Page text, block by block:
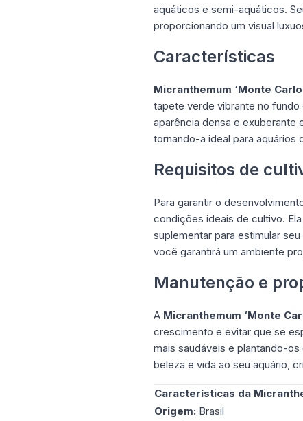
aquáticos e semi-aquáticos.
proporcionando um visual
Características
Micranthemum ‘Monte
tapete verde vibrante no fundo
aparência densa e exuberante
tornando-a ideal para aquários
Requisitos de
Para garantir o
condições ideais de cultivo.
suplementar para estimular
você garantirá um ambiente
Manutenção e
A Micranthemum ‘Monte
crescimento e evitar que se
mais saudáveis e plantando-
beleza e vida ao seu aquário,
Características da
Origem: Brasil